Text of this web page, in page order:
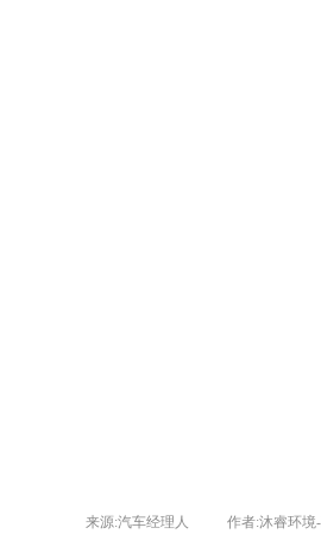
来源:汽车经理人 作者:沐睿环境